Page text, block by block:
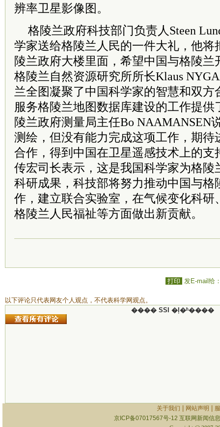
辨率卫星影像图。
格陵兰政府科技部门负责人Steen
学家送给格陵兰人民的一件大礼，他将
陵兰政府大楼里面，希望中国与格陵兰
格陵兰自然资源研究所所长Klaus
兰全图凝聚了中国科学家的智慧和双方
服务格陵兰地图数据库建设的工作提供
陵兰政府测量局主任Bo NAAMANSEN
测绘，但没有能力完成这项工作，期待
合作，得到中国在卫星遥感技术上的支
传宏司长表示，这是我国科学家为格陵
科研成果，科技部将努力推动中国与格
作，建立联合实验室，在气候变化科研
格陵兰人民福祉等方面做出新贡献。
打印 发E-mail给
以下评论只代表网友个人观点，不代表科学网观点。
���� SSI �ļ�ʱ����
关于我们 网站声明
京ICP备07017567号-12 互联网新闻信